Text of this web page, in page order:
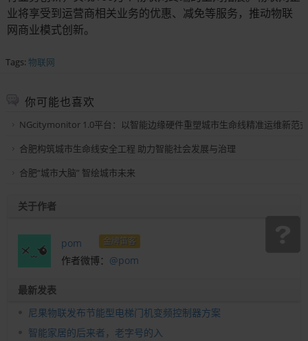
业将享受到运营商相关业务的优惠、减免等服务，推动物联
网商业模式创新。
Tags: 物联网
你可能也喜欢
NGcitymonitor 1.0平台：以智能边缘硬件重塑城市生命线精准运维新范式
合肥构筑城市生命线安全工程 助力智能社会发展与治理
合肥“城市大脑” 智绘城市未来
关于作者
pom 金牌笛客
作者微博： @pom
最新发表
尼果物联发布节能型电梯门机变频控制器方案
智能家居的后来者，老字号的入